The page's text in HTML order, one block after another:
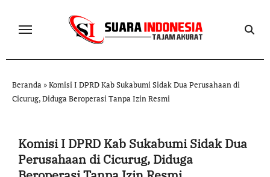
Beranda »Komisi I DPRD Kab Sukabumi Sidak Dua Perusahaan di
Cicurug, Diduga Beroperasi Tanpa Izin Resmi
Komisi I DPRD Kab Sukabumi Sidak Dua
Perusahaan di Cicurug, Diduga